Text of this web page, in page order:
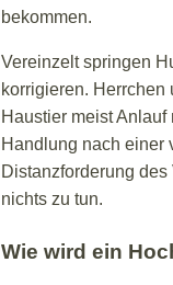
bekommen.
Vereinzelt springen
korrigieren.
Haustier meist
Handlung nach einer
Distanzforderung
nichts zu tun.
Wie wird ein